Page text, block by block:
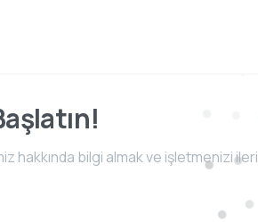
hakkında bilgi almak ve işletmenizi ileri